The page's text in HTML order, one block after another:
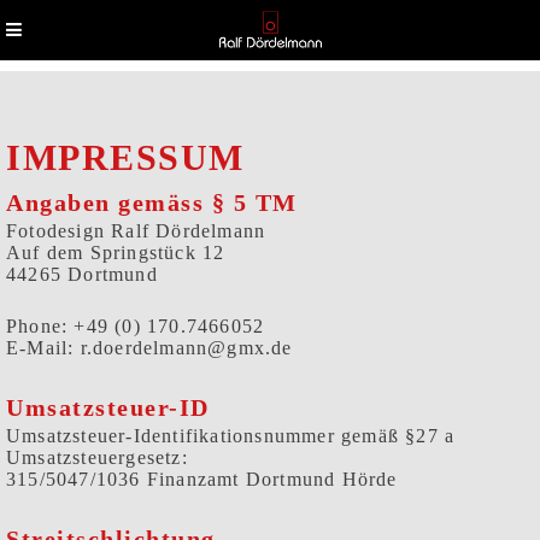
IMPRESSUM
Angaben gemäss § 5 TM
Fotodesign Ralf Dördelmann
Auf dem Springstück 12
44265 Dortmund
Phone: +49 (0) 170.7466052
E-Mail: r.doerdelmann@gmx.de
Umsatzsteuer-ID
Umsatzsteuer-Identifikationsnummer gemäß §27 a
Umsatzsteuergesetz:
315/5047/1036 Finanzamt Dortmund Hörde